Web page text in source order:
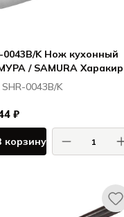
0043B/K Нож кухонный
/ SAMURA
накири 170 мм,
стойкая сталь, ABS
0043B/K
₽
корзину